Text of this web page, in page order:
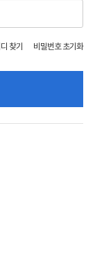
찾기 비밀번호 초기화